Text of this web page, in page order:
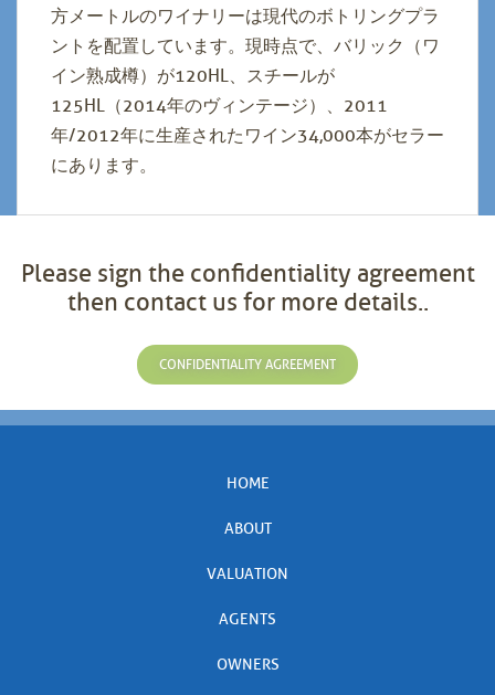
方メートルのワイナリーは現代のボトリングプラ
ントを配置しています。現時点で、バリック（ワ
イン熟成樽）が120HL、スチールが
125HL（2014年のヴィンテージ）、2011
年/2012年に生産されたワイン34,000本がセラー
にあります。
Please sign the confidentiality agreement
then contact us for more details..
CONFIDENTIALITY AGREEMENT
HOME
ABOUT
VALUATION
AGENTS
OWNERS